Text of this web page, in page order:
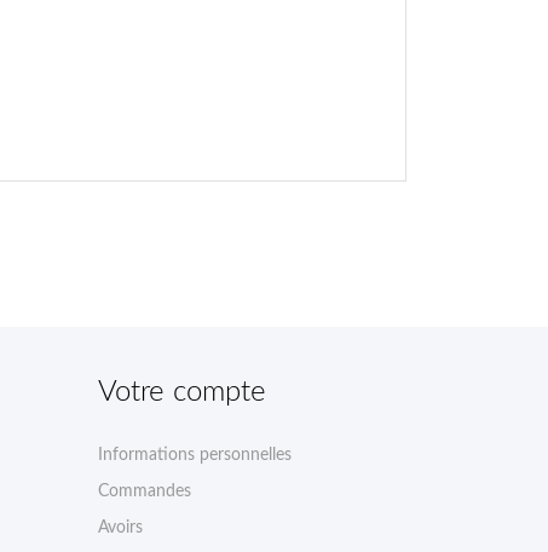
Votre compte
Informations personnelles
Commandes
Avoirs